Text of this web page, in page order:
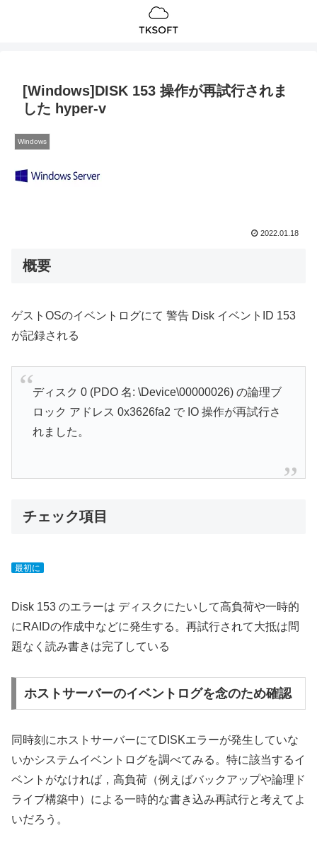
[Windows]DISK 153 操作が再試行されま
した hyper-v
Windows
2022.01.18
概要
ゲストOSのイベントログにて 警告 Disk イベントID 153
が記録される
ディスク 0 (PDO 名: \Device\00000026) の論理ブ
ロック アドレス 0x3626fa2 で IO 操作が再試行さ
れました。
チェック項目
最初に
Disk 153 のエラーは ディスクにたいして高負荷や一時的
にRAIDの作成中などに発生する。再試行されて大抵は問
題なく読み書きは完了している
ホストサーバーのイベントログを念のため確認
同時刻にホストサーバーにてDISKエラーが発生していな
いかシステムイベントログを調べてみる。特に該当するイ
ベントがなければ，高負荷（例えばバックアップや論理ド
ライブ構築中）による一時的な書き込み再試行と考えてよ
いだろう。